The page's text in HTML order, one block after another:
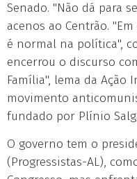
Senado. "Não dá para
acenos ao Centrão.
é normal na política",
encerrou o discurso
Família", lema da Ação
movimento
fundado por Plínio
O governo tem o
(Progressistas-AL),